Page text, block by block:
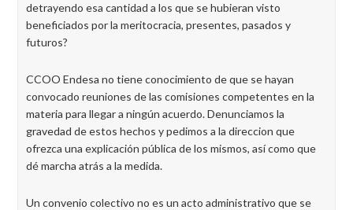
detrayendo esa cantidad a los que se hubieran visto
beneficiados por la meritocracia, presentes, pasados y
futuros?
CCOO Endesa no tiene conocimiento de que se hayan
convocado reuniones de las comisiones competentes en la
materia para llegar a ningún acuerdo. Denunciamos la
gravedad de estos hechos y pedimos a la direccion que
ofrezca una explicación pública de los mismos, así como que
dé marcha atrás a la medida.
Un convenio colectivo no es un acto administrativo que se